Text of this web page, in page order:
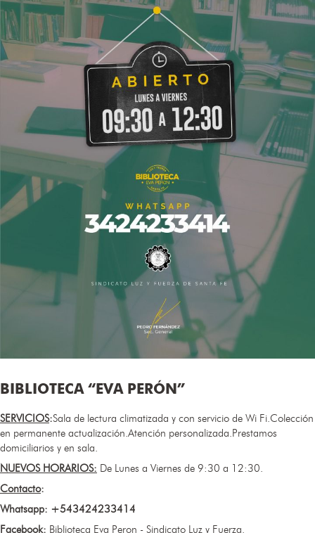
BIBLIOTECA “EVA PERÓN”
SERVICIOS:Sala de lectura climatizada y con servicio de Wi Fi.Colección
en permanente actualización.Atención personalizada.Prestamos
domiciliarios y en sala.
NUEVOS HORARIOS:​ De Lunes a Viernes de 9:30 a 12:30.
Contacto:
Whatsapp: +543424233414
Facebook: Biblioteca Eva Peron - Sindicato Luz y Fuerza.